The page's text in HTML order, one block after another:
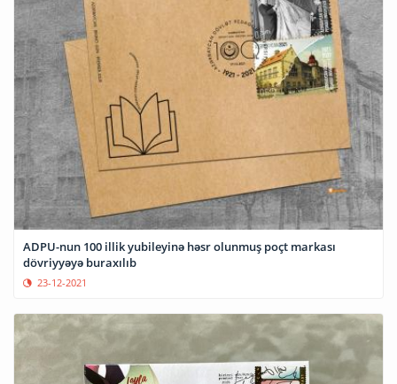
ADPU-nun 100 illik yubileyinə həsr olunmuş poçt markası
dövriyyəyə buraxılıb
23-12-2021